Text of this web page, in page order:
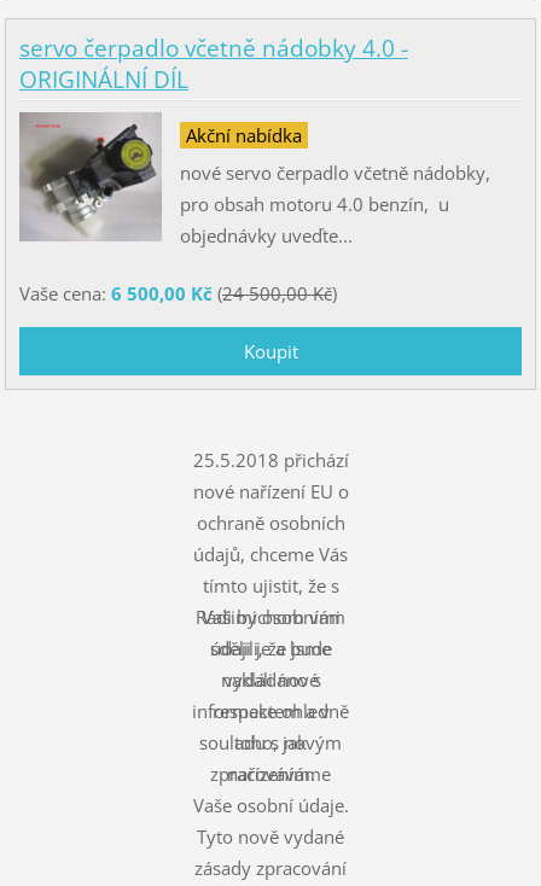
servo čerpadlo včetně nádobky 4.0 -
ORIGINÁLNÍ DÍL
Akční nabídka
nové servo čerpadlo včetně nádobky,
pro obsah motoru 4.0 benzín, u
objednávky uveďte...
Vaše cena: 6 500,00 Kč(24 500,00 Kč)
25.5.2018 přichází
nové nařízení EU o
ochraně osobních
údajů, chceme Vás
tímto ujistit, že s
Vašimi osobními
údaji je a bude
nakládáno s
respektem a v
souladu s novým
nařízením.
Rádi bychom vám
sdělili, že jsme
vydali nové
informace ohledně
toho, jak
zpracováváme
Vaše osobní údaje.
Tyto nově vydané
zásady zpracování